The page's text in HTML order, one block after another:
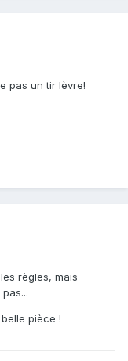
pas un tir lèvre!
règles, mais
pièce !